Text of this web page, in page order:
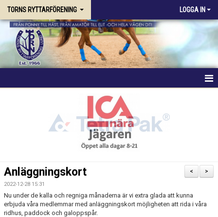
TORNS RYTTARFÖRENING LOGGA IN
STALLPLATS
TÄVLING
>
<
Anläggningskort
2022-12-28 15:31
Nu under de kalla och regniga månaderna är vi extra glada att kunna
erbjuda våra medlemmar med anläggningskort möjligheten att rida i våra
ridhus, paddock och galoppspår.